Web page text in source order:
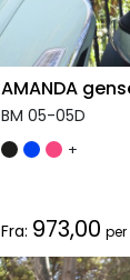
AMANDA
BM 05-05D
+
Fra: 973,00 per